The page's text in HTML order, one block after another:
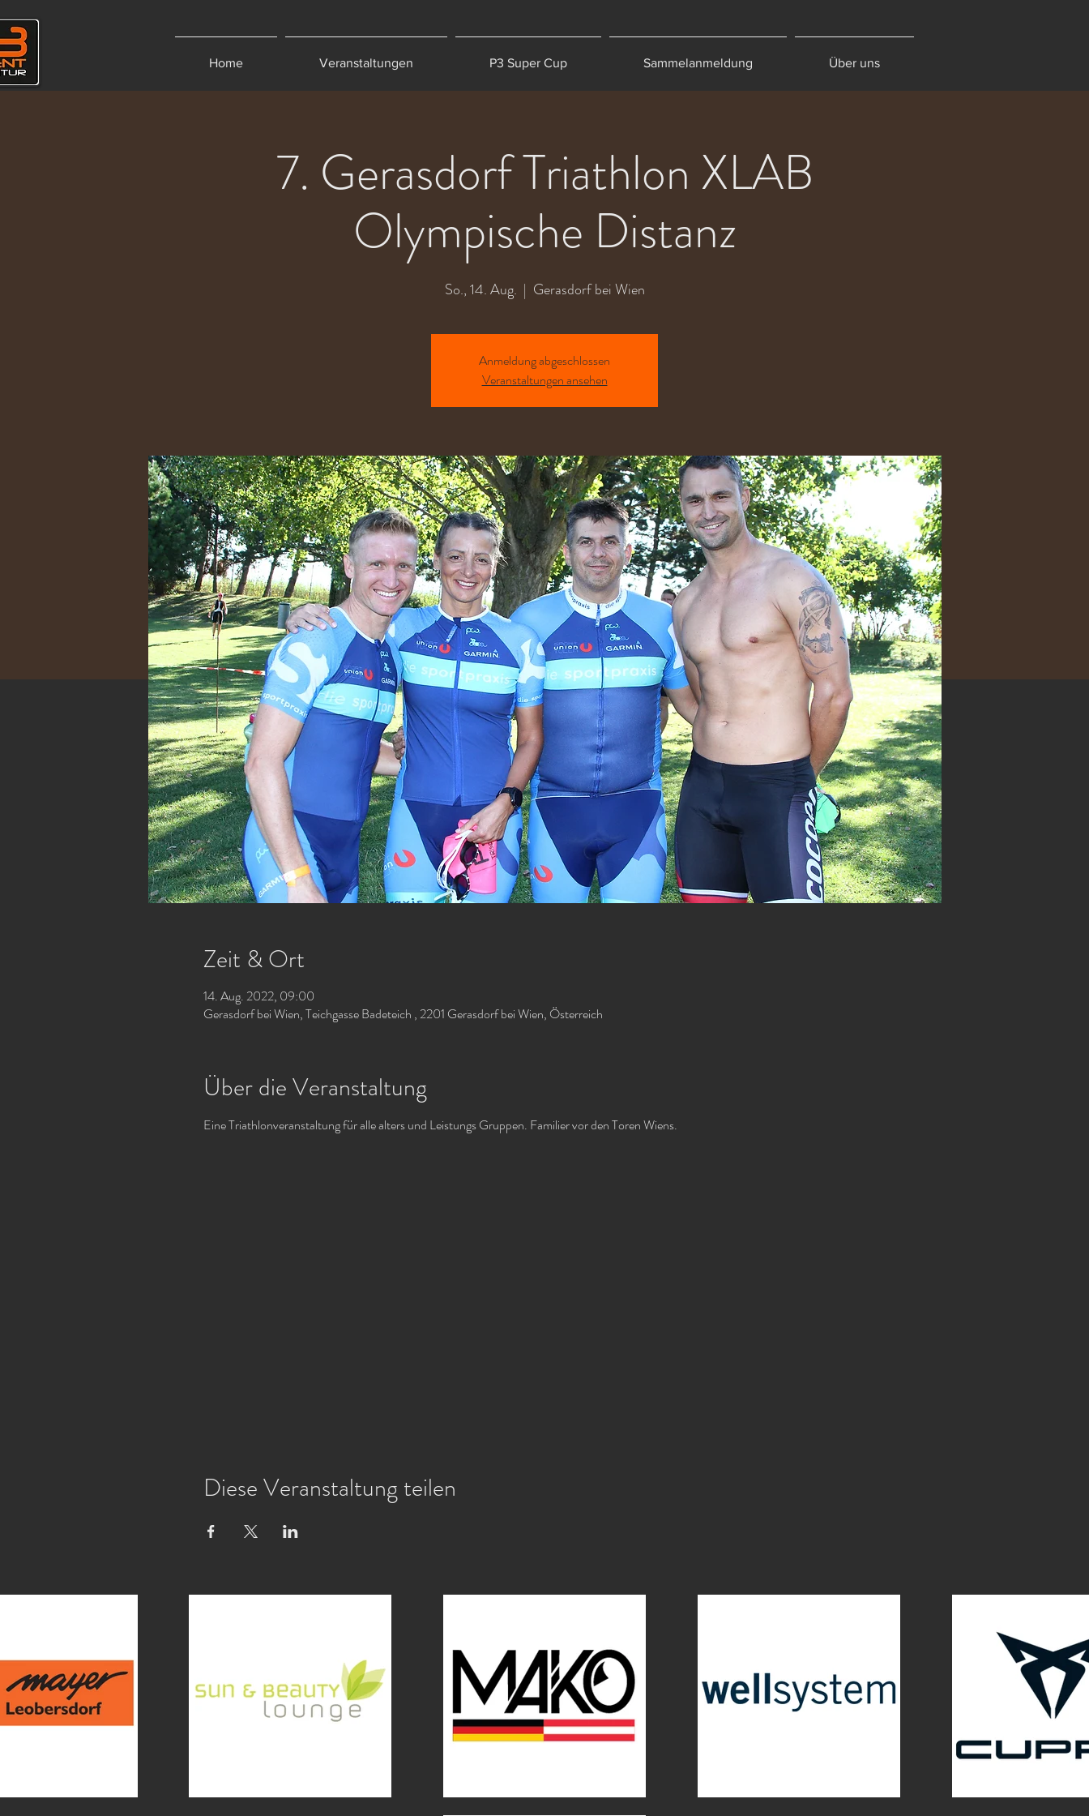
Home Veranstaltungen P3 Super Cup Sammelanmeldung Über uns
7. Gerasdorf Triathlon XLAB
Olympische Distanz
So., 14. Aug.
  |
Gerasdorf bei Wien
Anmeldung abgeschlossen
Veranstaltungen ansehen
Zeit & Ort
14. Aug. 2022, 09:00
Gerasdorf bei Wien, Teichgasse Badeteich , 2201 Gerasdorf bei Wien, Österreich
Über die Veranstaltung
Eine Triathlonveranstaltung für alle alters und Leistungs Gruppen. Familier vor den Toren Wiens.
Diese Veranstaltung teilen